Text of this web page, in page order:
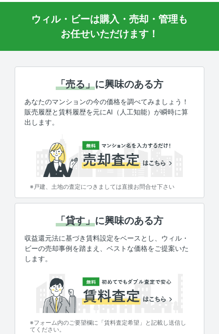
ウィル・ビーは購入・売却・管理も
お任せいただけます！
「売る」に興味のある方
あなたのマンションの今の価格を調べてみましょう！
販売履歴と賃料履歴を元にAI（人工知能）が瞬時に算
出します。
※戸建、土地の査定につきましては直接お問合せ下さい
「貸す」に興味のある方
収益還元法に基づき賃料設定をベースとし、ウィル・
ビーの売却事例を踏まえ、ベストな価格をご提案いた
します。
※フォーム内のご要望欄に「賃料査定希望」と記載し送信し
てください。